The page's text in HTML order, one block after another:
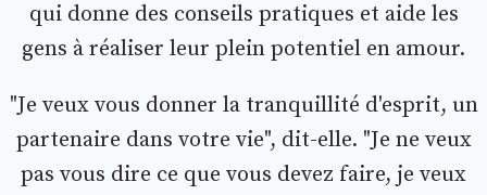
qui donne des conseils pratiques et aide les
gens à réaliser leur plein potentiel en amour.
"Je veux vous donner la tranquillité d'esprit, un
partenaire dans votre vie", dit-elle. "Je ne veux
pas vous dire ce que vous devez faire, je veux